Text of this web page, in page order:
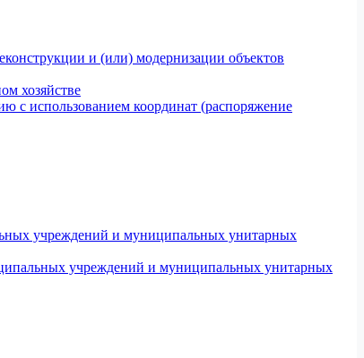
и (или) модернизации объектов
хозяйстве
с использованием координат (распоряжение
учреждений и муниципальных унитарных
учреждений и муниципальных унитарных